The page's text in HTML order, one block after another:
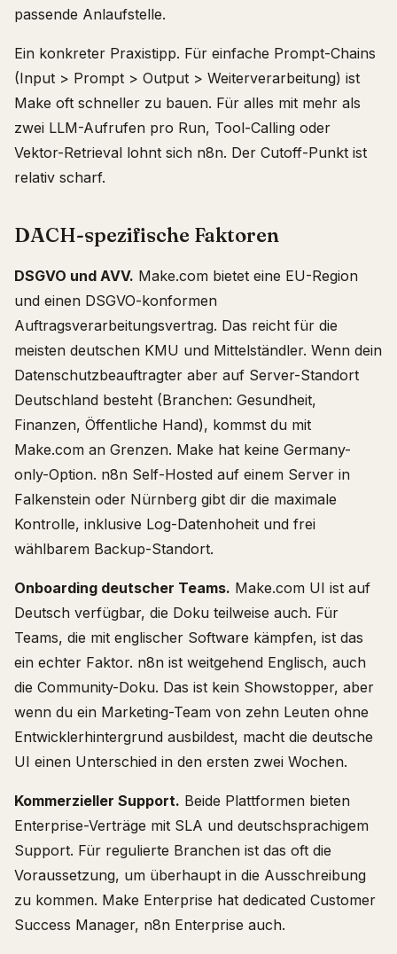
passende Anlaufstelle.
Ein konkreter Praxistipp. Für einfache Prompt-Chains
(Input > Prompt > Output > Weiterverarbeitung) ist
Make oft schneller zu bauen. Für alles mit mehr als
zwei LLM-Aufrufen pro Run, Tool-Calling oder
Vektor-Retrieval lohnt sich n8n. Der Cutoff-Punkt ist
relativ scharf.
DACH-spezifische Faktoren
DSGVO und AVV. Make.com bietet eine EU-Region
und einen DSGVO-konformen
Auftragsverarbeitungsvertrag. Das reicht für die
meisten deutschen KMU und Mittelständler. Wenn dein
Datenschutzbeauftragter aber auf Server-Standort
Deutschland besteht (Branchen: Gesundheit,
Finanzen, Öffentliche Hand), kommst du mit
Make.com an Grenzen. Make hat keine Germany-
only-Option. n8n Self-Hosted auf einem Server in
Falkenstein oder Nürnberg gibt dir die maximale
Kontrolle, inklusive Log-Datenhoheit und frei
wählbarem Backup-Standort.
Onboarding deutscher Teams. Make.com UI ist auf
Deutsch verfügbar, die Doku teilweise auch. Für
Teams, die mit englischer Software kämpfen, ist das
ein echter Faktor. n8n ist weitgehend Englisch, auch
die Community-Doku. Das ist kein Showstopper, aber
wenn du ein Marketing-Team von zehn Leuten ohne
Entwicklerhintergrund ausbildest, macht die deutsche
UI einen Unterschied in den ersten zwei Wochen.
Kommerzieller Support. Beide Plattformen bieten
Enterprise-Verträge mit SLA und deutschsprachigem
Support. Für regulierte Branchen ist das oft die
Voraussetzung, um überhaupt in die Ausschreibung
zu kommen. Make Enterprise hat dedicated Customer
Success Manager, n8n Enterprise auch.